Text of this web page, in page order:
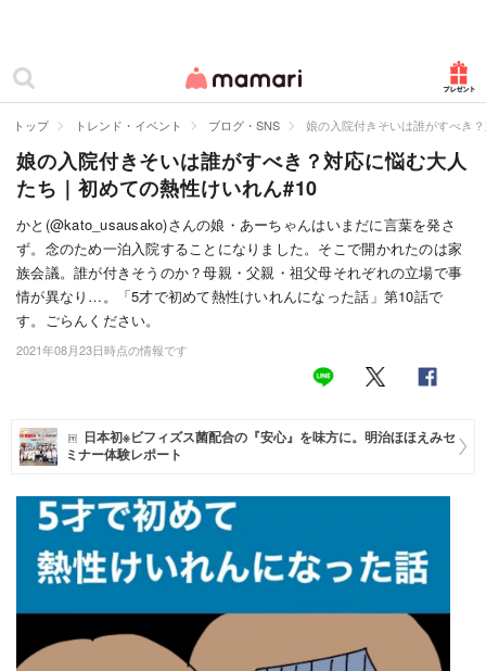
ママリ
カテゴリー一覧
妊娠
出産
赤ちゃん・育児
子育て・家族
病院
お仕事
マネー
トレンド・イベント
トップ トレンド・イベント ブログ・SNS 娘の入院付きそいは誰がすべき
娘の入院付きそいは誰がすべき？対応に悩む大人
たち｜初めての熱性けいれん#10
かと(@kato_usausako)さんの娘・あーちゃんはいまだに言葉を発さ
ず。念のため一泊入院することになりました。そこで開かれたのは家
族会議。誰が付きそうのか？母親・父親・祖父母それぞれの立場で事
情が異なり…。「5才で初めて熱性けいれんになった話」第10話で
す。ごらんください。
2021年08月23日時点の情報です
日本初※ビフィズス菌配合の『安心』を味方に。明治ほほえみセ
ミナー体験レポート